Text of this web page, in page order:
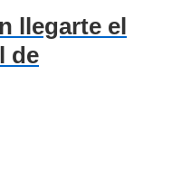
llegarte el
de